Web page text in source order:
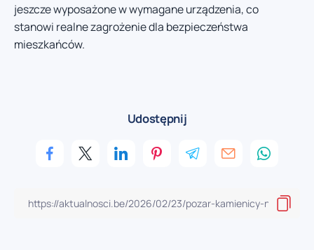
jeszcze wyposażone w wymagane urządzenia, co
stanowi realne zagrożenie dla bezpieczeństwa
mieszkańców.
Udostępnij